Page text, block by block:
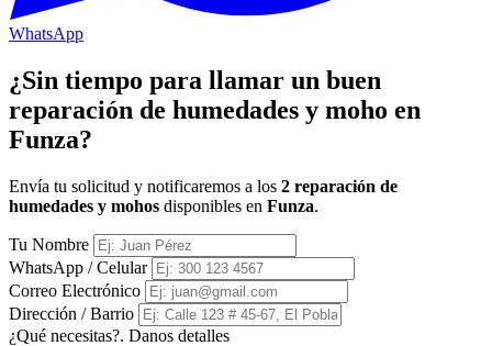
WhatsApp
¿Sin tiempo para llamar un buen
reparación de humedades y moho en
Funza?
Envía tu solicitud y notificaremos a los 2 reparación de
humedades y mohos disponibles en Funza.
Tu Nombre
WhatsApp / Celular
Correo Electrónico
Dirección / Barrio
¿Qué necesitas?. Danos detalles